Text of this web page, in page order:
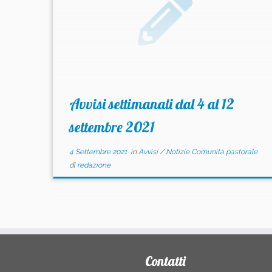
Avvisi settimanali dal 4 al 12
settembre 2021
4 Settembre 2021inAvvisi/Notizie Comunità pastorale
di redazione
Contatti